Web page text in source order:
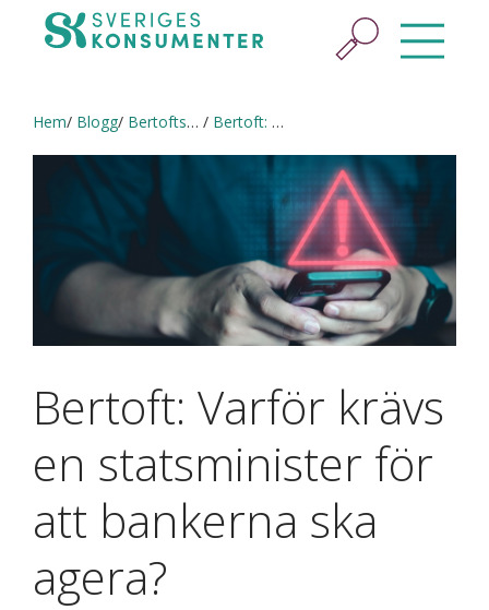
Hem Blogg Bertofts blogg Bertoft: Varför krävs en statsminister för att bankerna ska agera?
Bertoft: Varför krävs
en statsminister för
att bankerna ska
agera?